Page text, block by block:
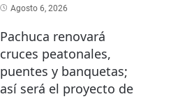
Agosto 6, 2026
Pachuca renovará
cruces peatonales,
puentes y banquetas;
así será el proyecto de